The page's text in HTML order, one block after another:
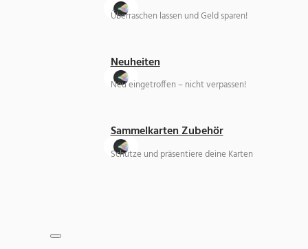
Überraschen lassen und Geld sparen!
Neuheiten
Neu eingetroffen – nicht verpassen!
Sammelkarten Zubehör
Schütze und präsentiere deine Karten